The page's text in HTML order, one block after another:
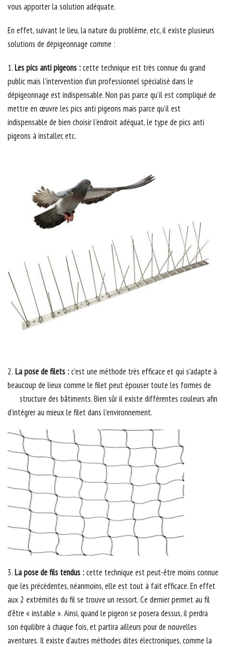
vous apporter la solution adéquate.
En effet, suivant le lieu, la nature du problème, etc, il existe plusieurs
solutions de dépigeonnage comme :
1.Les pics anti pigeons :cette technique est très connue du grand
public mais l’intervention d’un professionnel spécialisé dans le
dépigeonnage est indispensable. Non pas parce qu’il est compliqué de
mettre en œuvre les pics anti pigeons mais parce qu’il est
indispensable de bien choisir l’endroit adéquat, le type de pics anti
pigeons à installer, etc.
2. La pose de filets :c’est une méthode très efficace et qui s’adapte à
beaucoup de lieux comme le filet peut épouser toute les formes de
structure des bâtiments. Bien sûr il existe différentes couleurs afin
d’intégrer au mieux le filet dans l’environnement.
3.La pose de fils tendus :cette technique est peut-être moins connue
que les précédentes, néanmoins, elle est tout à fait efficace. En effet
aux 2 extrémités du fil se trouve un ressort. Ce dernier permet au fil
d’être « instable ». Ainsi, quand le pigeon se posera dessus, il perdra
son équilibre à chaque fois, et partira ailleurs pour de nouvelles
aventures. Il existe d’autres méthodes dites électroniques, comme la